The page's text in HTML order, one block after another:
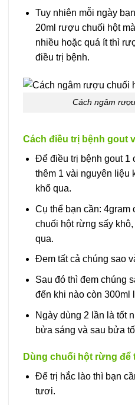
Tuy nhiên mỗi ngày
20ml rượu chuối hột
nhiều hoặc quá ít thì
điều trị bệnh.
Cách ngâm
Cách điều trị bệnh gout
Để điều trị bệnh gout 1
thêm 1 vài nguyên liệu
khổ qua.
Cụ thể bạn cần: 4gram
chuối hột rừng sấy
qua.
Đem tất cả chúng sao
Sau đó thì đem chúng
đến khi nào còn 300ml
Ngày dùng 2 lần là tốt
bửa sáng và sau bửa
Dùng chuối hột rừng để
Để trị hắc lào thì bạn
tươi.